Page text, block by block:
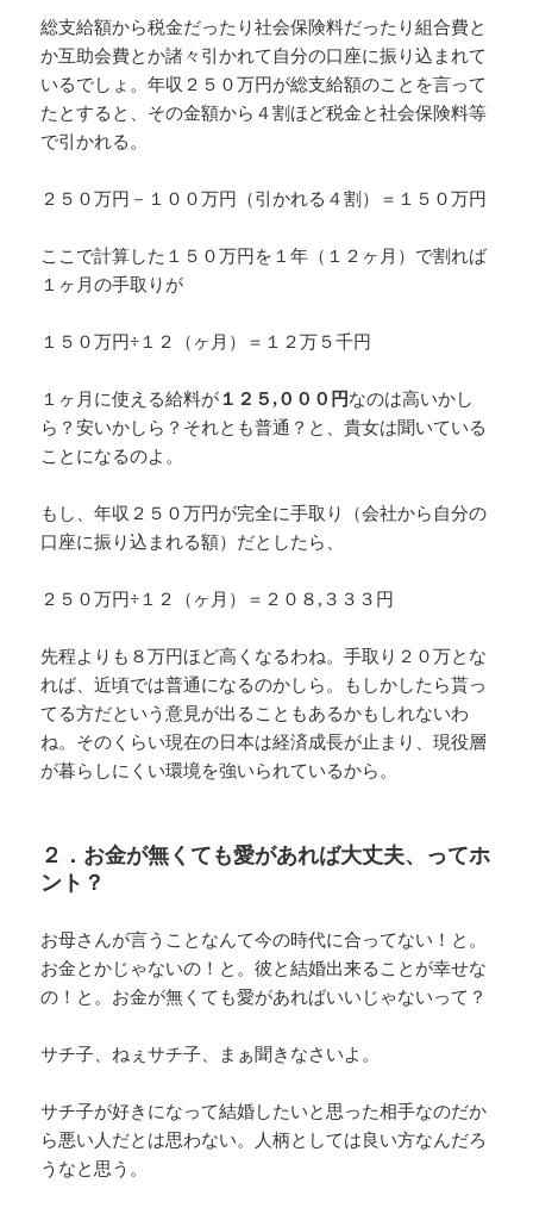
総支給額から税金だったり社会保険料だったり組合費と
か互助会費とか諸々引かれて自分の口座に振り込まれて
いるでしょ。年収２５０万円が総支給額のことを言って
たとすると、その金額から４割ほど税金と社会保険料等
で引かれる。
２５０万円－１００万円（引かれる４割）＝１５０万円
ここで計算した１５０万円を１年（１２ヶ月）で割れば
１ヶ月の手取りが
１５０万円÷１２（ヶ月）＝１２万５千円
１ヶ月に使える給料が １２５,０００円なのは高いかし
ら？安いかしら？それとも普通？と、貴女は聞いている
ことになるのよ。
もし、年収２５０万円が完全に手取り（会社から自分の
口座に振り込まれる額）だとしたら、
２５０万円÷１２（ヶ月）＝２０８,３３３円
先程よりも８万円ほど高くなるわね。手取り２０万とな
れば、近頃では普通になるのかしら。もしかしたら貰っ
てる方だという意見が出ることもあるかもしれないわ
ね。そのくらい現在の日本は経済成長が止まり、現役層
が暮らしにくい環境を強いられているから。
２．お金が無くても愛があれば大丈夫、ってホ
ント？
お母さんが言うことなんて今の時代に合ってない！と。
お金とかじゃないの！と。彼と結婚出来ることが幸せな
の！と。お金が無くても愛があればいいじゃないって？
サチ子、ねぇサチ子、まぁ聞きなさいよ。
サチ子が好きになって結婚したいと思った相手なのだか
ら悪い人だとは思わない。人柄としては良い方なんだろ
うなと思う。